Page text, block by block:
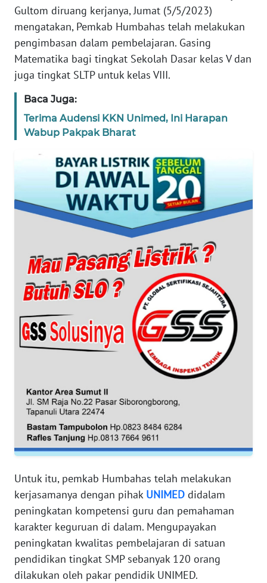
Gultom diruang kerjanya, Jumat (5/5/2023)
mengatakan, Pemkab Humbahas telah melakukan
pengimbasan dalam pembelajaran. Gasing
Matematika bagi tingkat Sekolah Dasar kelas V dan
juga tingkat SLTP untuk kelas VIII.
Baca Juga:
Terima Audensi KKN Unimed, Ini Harapan
Wabup Pakpak Bharat
Untuk itu, pemkab Humbahas telah melakukan
kerjasamanya dengan pihak UNIMED didalam
peningkatan kompetensi guru dan pemahaman
karakter keguruan di dalam. Mengupayakan
peningkatan kwalitas pembelajaran di satuan
pendidikan tingkat SMP sebanyak 120 orang
dilakukan oleh pakar pendidik UNIMED.
WN
WN
BANTEN
WN
KEPRI
BARAT
WN
RIAU
WN
SERAMBI
WN
SULTRA
NTB
SULTENG
WN
SULBAR